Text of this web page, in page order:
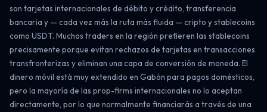
son tarjetas internacionales de débito y crédito, transferencia
bancaria y — cada vez más la ruta más fluida — cripto y stablecoins
como USDT. Muchos traders en la región prefieren las stablecoins
precisamente porque evitan rechazos de tarjetas en transacciones
transfronterizas y eliminan una capa de conversión de moneda. El
dinero móvil está muy extendido en Gabón para pagos domésticos,
pero la mayoría de las prop-firms internacionales no lo aceptan
directamente, por lo que normalmente financiarás a través de una